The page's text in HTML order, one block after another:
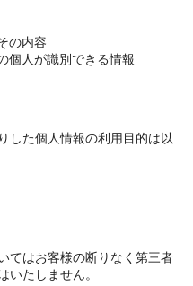
の内容
個人が識別できる情報
した個人情報の利用目的は以
てはお客様の断りなく第三者
いたしません。